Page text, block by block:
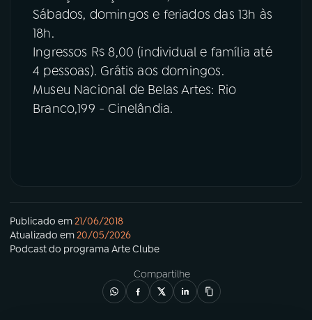
Sábados, domingos e feriados das 13h às
18h.
Ingressos R$ 8,00 (individual e família até
4 pessoas). Grátis aos domingos.
Museu Nacional de Belas Artes: Rio
Branco,199 - Cinelândia.
Publicado em21/06/2018
Atualizado em20/05/2026
Podcastdo programa Arte Clube
Compartilhe